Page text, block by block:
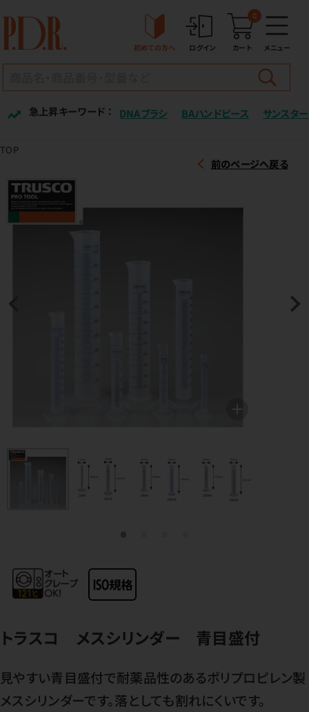
初めての方へ ログイン カート
0
メニュー
急上昇キーワード ： DNAブラシ BAハンドピース サンスター
TOP
前のページへ戻る
トラスコ メスシリンダー 青目盛付
見やすい青目盛付で耐薬品性のあるポリプロピレン製
メスシリンダーです。落としても割れにくいです。